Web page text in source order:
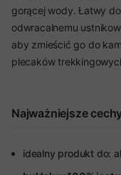
gorącej wody. Łatwy
odwracalnemu
aby zmieścić go do
plecaków
Najważniejsze
idealny produkt do: